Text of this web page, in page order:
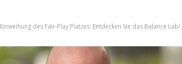
Einweihung des Fair-Play Platzes: Entdecken Sie das Balance Lab!